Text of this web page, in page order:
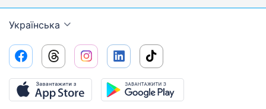
Українська